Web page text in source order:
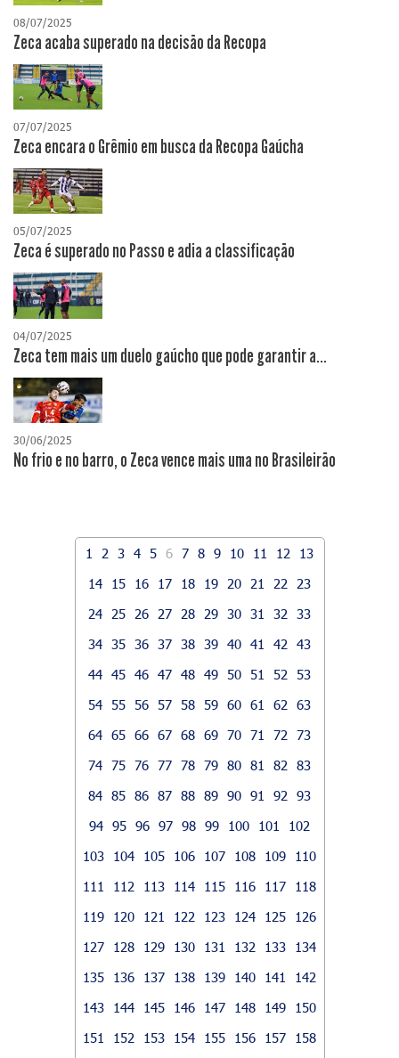
08/07/2025
Zeca acaba superado na decisão da Recopa
07/07/2025
Zeca encara o Grêmio em busca da Recopa Gaúcha
05/07/2025
Zeca é superado no Passo e adia a classificação
04/07/2025
Zeca tem mais um duelo gaúcho que pode garantir a...
30/06/2025
No frio e no barro, o Zeca vence mais uma no Brasileirão
1 2 3 4 5 6 7 8 9 10 11 12
13
14
15 16 17 18 19 20 21 22
23
24
25 26 27 28 29 30 31 32
33
34 35 36 37 38 39 40 41 42
43
44 45 46 47 48 49 50 51 52
53
54 55 56 57 58 59 60 61 62
63
64 65 66 67 68 69 70 71 72
73
74 75 76 77 78 79 80 81 82
83
84 85 86 87 88 89 90 91 92
93
94 95 96 97 98 99 100 101
102
103
104 105 106 107 108 109
110
111
112 113 114 115 116 117
118
119
120 121 122 123 124 125
126
127
128 129 130 131 132 133
134
135
136 137 138 139 140 141
142
143
144 145 146 147 148 149
150
151
152 153 154 155 156 157
158